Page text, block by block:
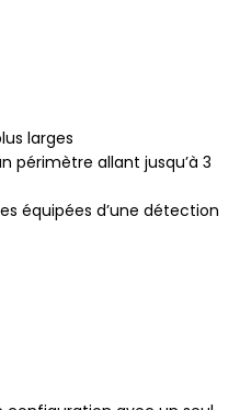
larges
périmètre allant jusqu’à 3
équipées d’une détection